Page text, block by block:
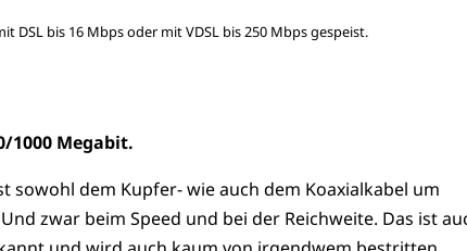
DSL bis 16 Mbps oder mit VDSL bis 250 Mbps gespeist.
1000 Megabit.
sowohl dem Kupfer- wie auch dem Koaxialkabel um
zwar beim Speed und bei der Reichweite. Das ist